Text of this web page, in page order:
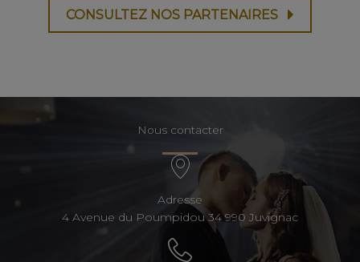
CONSULTEZ NOS PARTENAIRES
Nous contacter
Adresse
4 Avenue du Poumpidou 34 990 Juvignac